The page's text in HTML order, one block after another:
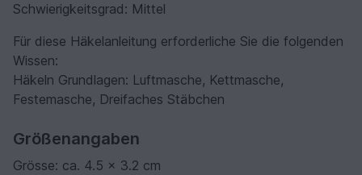
Schwierigkeitsgrad: Mittel
Für diese Häkelanleitung erforderliche Sie die folgenden
Wissen:
Häkeln Grundlagen: Luftmasche, Kettmasche,
Festemasche, Dreifaches Stäbchen
Größenangaben
Grösse: ca. 4.5 x 3.2 cm